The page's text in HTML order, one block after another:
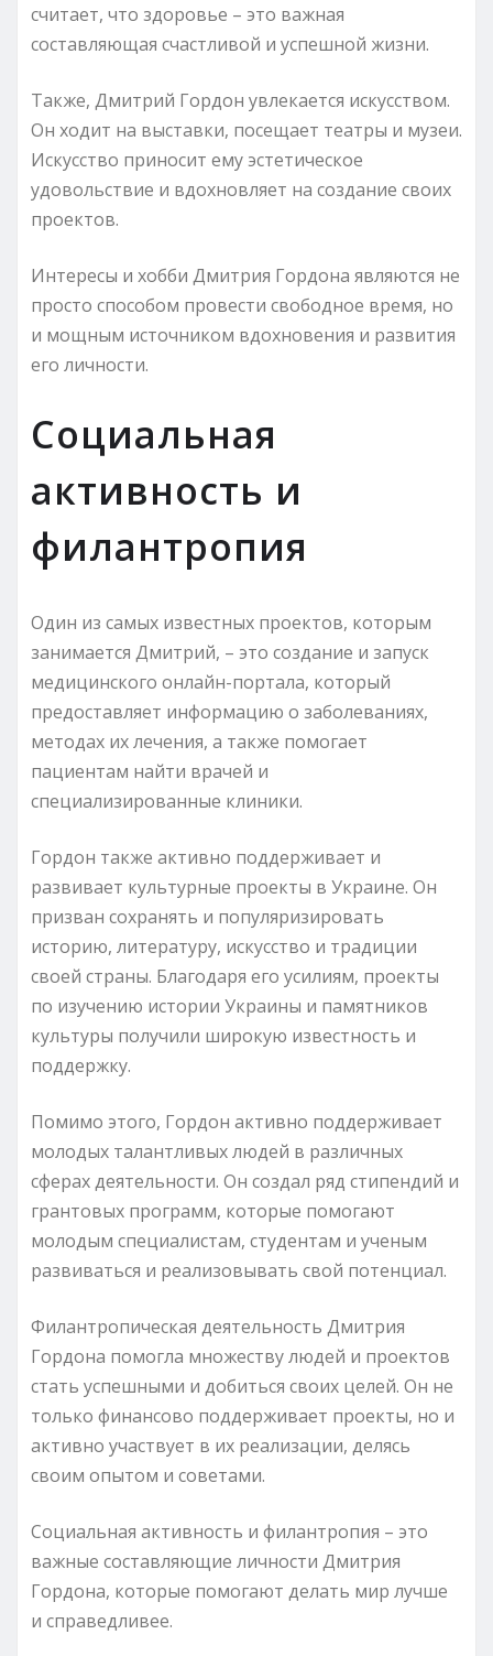
считает, что здоровье – это важная
составляющая счастливой и успешной жизни.
Также, Дмитрий Гордон увлекается искусством.
Он ходит на выставки, посещает театры и музеи.
Искусство приносит ему эстетическое
удовольствие и вдохновляет на создание своих
проектов.
Интересы и хобби Дмитрия Гордона являются не
просто способом провести свободное время, но
и мощным источником вдохновения и развития
его личности.
Социальная
активность и
филантропия
Один из самых известных проектов, которым
занимается Дмитрий, – это создание и запуск
медицинского онлайн-портала, который
предоставляет информацию о заболеваниях,
методах их лечения, а также помогает
пациентам найти врачей и
специализированные клиники.
Гордон также активно поддерживает и
развивает культурные проекты в Украине. Он
призван сохранять и популяризировать
историю, литературу, искусство и традиции
своей страны. Благодаря его усилиям, проекты
по изучению истории Украины и памятников
культуры получили широкую известность и
поддержку.
Помимо этого, Гордон активно поддерживает
молодых талантливых людей в различных
сферах деятельности. Он создал ряд стипендий и
грантовых программ, которые помогают
молодым специалистам, студентам и ученым
развиваться и реализовывать свой потенциал.
Филантропическая деятельность Дмитрия
Гордона помогла множеству людей и проектов
стать успешными и добиться своих целей. Он не
только финансово поддерживает проекты, но и
активно участвует в их реализации, делясь
своим опытом и советами.
Социальная активность и филантропия – это
важные составляющие личности Дмитрия
Гордона, которые помогают делать мир лучше
и справедливее.